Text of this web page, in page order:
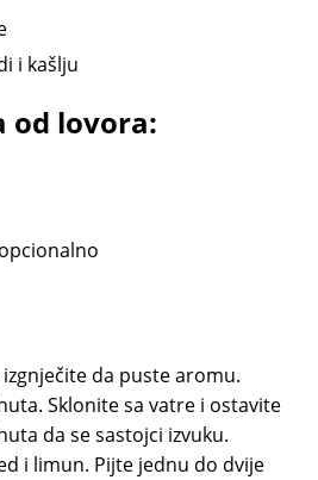
i kašlju
od lovora:
da puste aromu.
Sklonite sa vatre i ostavite
da se sastojci izvuku.
i limun. Pijte jednu do dvije